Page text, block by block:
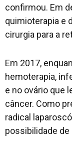
confirmou. Em
quimioterapia e
cirurgia para a
Em 2017,
hemoterapia,
e no ovário que
câncer. Como
radical
possibilidade